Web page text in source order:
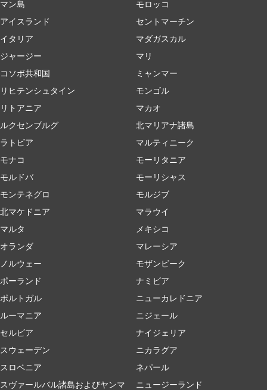
マン島
アイスランド
イタリア
ジャージー
コソボ共和国
リヒテンシュタイン
リトアニア
ルクセンブルグ
ラトビア
モナコ
モルドバ
モンテネグロ
北マケドニア
マルタ
オランダ
ノルウェー
ポーランド
ポルトガル
ルーマニア
セルビア
スウェーデン
スロベニア
スヴァールバル諸島およびヤンマ
モロッコ
セントマーチン
マダガスカル
マリ
ミャンマー
モンゴル
マカオ
北マリアナ諸島
マルティニーク
モーリタニア
モーリシャス
モルジブ
マラウイ
メキシコ
マレーシア
モザンビーク
ナミビア
ニューカレドニア
ニジェール
ナイジェリア
ニカラグア
ネパール
ニュージーランド